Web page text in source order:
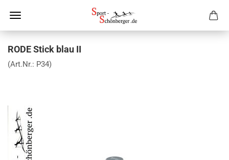
RODE Stick blau II
(Art.Nr.: P34)